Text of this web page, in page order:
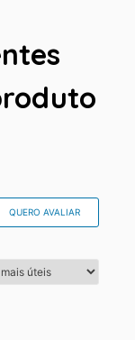
QUERO AVALIAR